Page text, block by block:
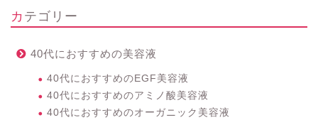
カテゴリー
40代におすすめの美容液
40代におすすめのEGF美容液
40代におすすめのアミノ酸美容液
40代におすすめのオーガニック美容液